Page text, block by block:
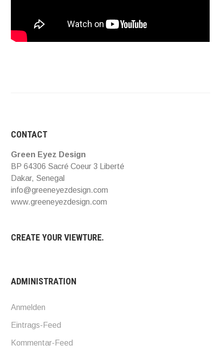
CONTACT
Green Eyez Design
BP 64306 Sacré Coeur 3 Liberté
Dakar, Senegal
info@greeneyezdesign.com
www.greeneyezdesign.com
CREATE YOUR VIEWTURE.
ADMINISTRATION
Anmelden
Eintrags-Feed
Kommentar-Feed